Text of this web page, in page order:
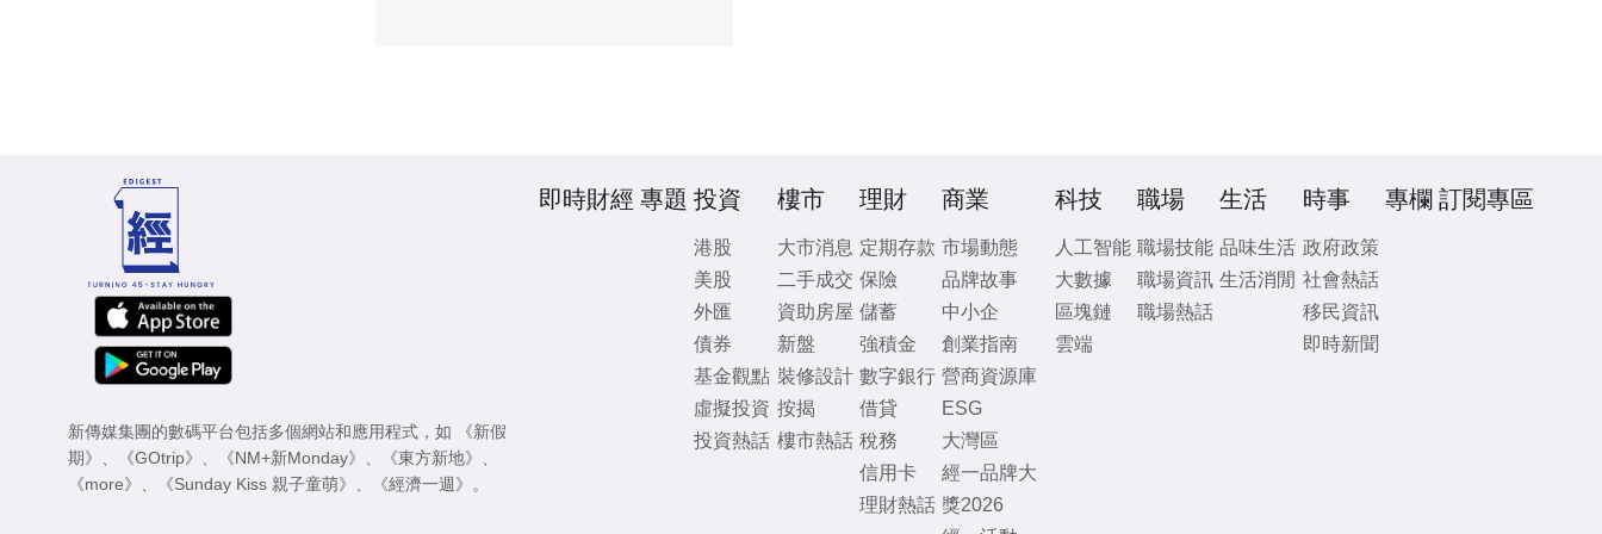
新傳媒集團的數碼平台包括多個網站和應用程式，如
《新假
期》
《GOtrip》 《NM+新Monday》 《東方新地》
《more》
《Sunday Kiss 親子童萌》 《經濟一週》 。
即時財經 專題 投資
港股
美股
外匯
債券
基金觀點
虛擬投資
投資熱話
樓市
大市消息
二手成交
資助房屋
新盤
裝修設計
按揭
樓市熱話
理財
定期存款
保險
儲蓄
強積金
數字銀行
借貸
稅務
信用卡
理財熱話
商業
市場動態
品牌故事
中小企
創業指南
營商資源庫
ESG
大灣區
經一品牌大
獎2026
科技
人工智能
大數據
區塊鏈
雲端
職場
職場技能
職場資訊
職場熱話
生活
品味生活
生活消閒
時事
政府政策
社會熱話
移民資訊
即時新聞
專欄 訂閱專區